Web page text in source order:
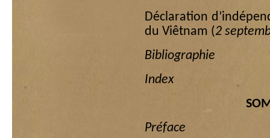
Déclaration
du Viêtnam (2
Bibliographie
Index
Préface